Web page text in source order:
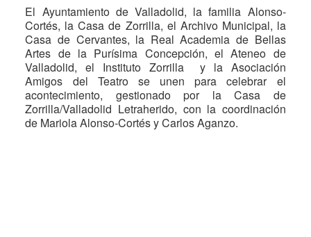
El Ayuntamiento de Valladolid, la familia Alonso-
Cortés, la Casa de Zorrilla, el Archivo Municipal, la
Casa de Cervantes, la Real Academia de Bellas
Artes de la Purísima Concepción, el Ateneo de
Valladolid, el Instituto Zorrilla y la Asociación
Amigos del Teatro se unen para celebrar el
acontecimiento, gestionado por la Casa de
Zorrilla/Valladolid Letraherido, con la coordinación
de Mariola Alonso-Cortés y Carlos Aganzo.